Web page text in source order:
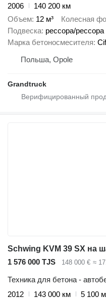
2006
140 200 км
Объем 12 м³ Колесная
Подвеска рессора/рессора
Марка бетоносмесителя
Польша, Opole
Grandtruck
1 576 000 TJS 148 000 € ≈
Техника для бетона -
2012
143 000 км
5 100